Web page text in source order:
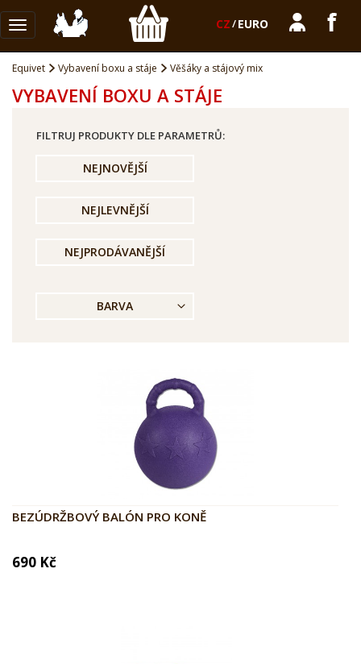
Toggle
navigation
CZ/EURO
Equivet Vybavení boxu a stáje Věšáky a stájový mix
VYBAVENÍ BOXU A STÁJE
FILTRUJ PRODUKTY DLE PARAMETRŮ:
NEJNOVĚJŠÍ
NEJLEVNĚJŠÍ
NEJPRODÁVANĚJŠÍ
BARVA
BEZÚDRŽBOVÝ BALÓN PRO KONĚ
690 Kč